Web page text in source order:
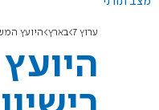
ערוץ 7 בארץ היועץ